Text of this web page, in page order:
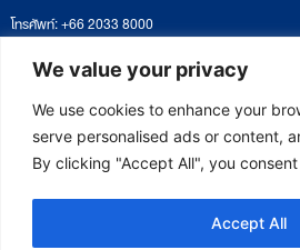
We value your privacy
We use cookies to enhance your
serve personalised ads or content,
By clicking "Accept All", you
Accept All
โทรศัพท์: +66 2033 8000
เวลาทำการ: จันทร์ – ศุกร์
09:00 – 17:00 น.
ติดตามหนังสือหรือยื่นเอกสาร
saraban@eeco.or.th
Copyright © 2025 Eastern Economic Corridor